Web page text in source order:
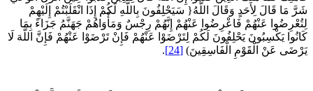
مَا قَالَ لِأَحَدٍ وَقَالَ اللَّهُ{ سَيَحْلِفُونَ بِاللَّهِ لَكُمْ إِذَا انْقَلَبْتُمْ إِلَيْهِمْ
عَنْهُمْ فَاعْرِضُوا عَنْهُمْ إِنَّهُمْ رِجْسٌ وَمَأْوَاهُمْ جَهَنَّمُ جَزَاءً بِمَا
يَكْسِبُونَ يَحْلِفُونَ لَكُمْ لِتَرْضَوْا عَنْهُمْ فَإِنْ تَرْضَوْا عَنْهُمْ فَإِنَّ اللَّهَ لَا
عَنْ الْقَوْمِ الْفَاسِقِينَ)[24]
.